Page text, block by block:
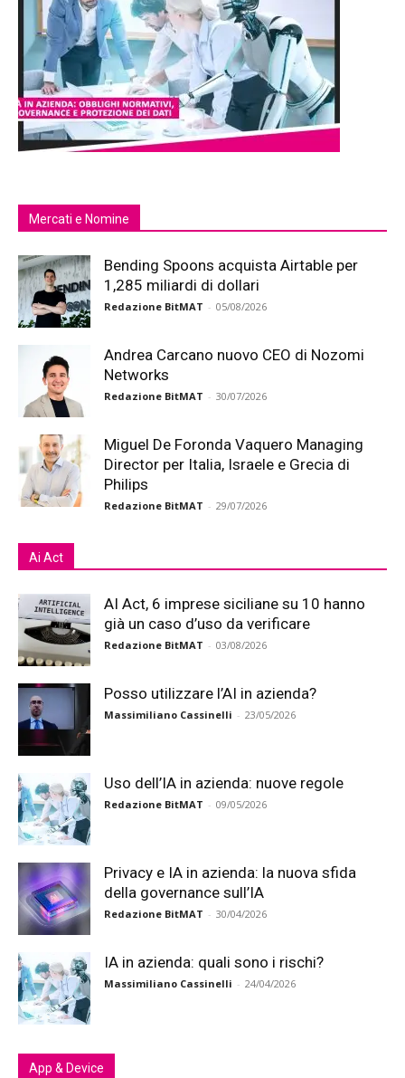
Mercati e Nomine
Bending Spoons acquista Airtable per
1,285 miliardi di dollari
Redazione BitMAT - 05/08/2026
Andrea Carcano nuovo CEO di Nozomi
Networks
Redazione BitMAT - 30/07/2026
Miguel De Foronda Vaquero Managing
Director per Italia, Israele e Grecia di
Philips
Redazione BitMAT - 29/07/2026
Ai Act
AI Act, 6 imprese siciliane su 10 hanno
già un caso d’uso da verificare
Redazione BitMAT - 03/08/2026
Posso utilizzare l’AI in azienda?
Massimiliano Cassinelli - 23/05/2026
Uso dell’IA in azienda: nuove regole
Redazione BitMAT - 09/05/2026
Privacy e IA in azienda: la nuova sfida
della governance sull’IA
Redazione BitMAT - 30/04/2026
IA in azienda: quali sono i rischi?
Massimiliano Cassinelli - 24/04/2026
App & Device